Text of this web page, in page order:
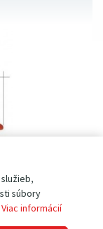
súbory
Viac informáciíSkladom